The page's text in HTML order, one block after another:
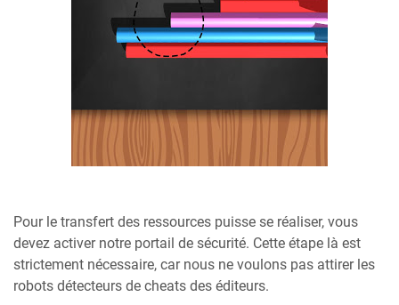
Pour le transfert des ressources puisse se réaliser, vous
devez activer notre portail de sécurité. Cette étape là est
strictement nécessaire, car nous ne voulons pas attirer les
robots détecteurs de cheats des éditeurs.